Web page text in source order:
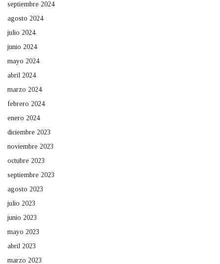
septiembre 2024
agosto 2024
julio 2024
junio 2024
mayo 2024
abril 2024
marzo 2024
febrero 2024
enero 2024
diciembre 2023
noviembre 2023
octubre 2023
septiembre 2023
agosto 2023
julio 2023
junio 2023
mayo 2023
abril 2023
marzo 2023